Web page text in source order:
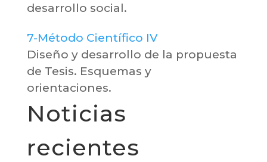
desarrollo social.
7-Método Científico IV
Diseño y desarrollo de la propuesta
de Tesis. Esquemas y
orientaciones.
Noticias
recientes